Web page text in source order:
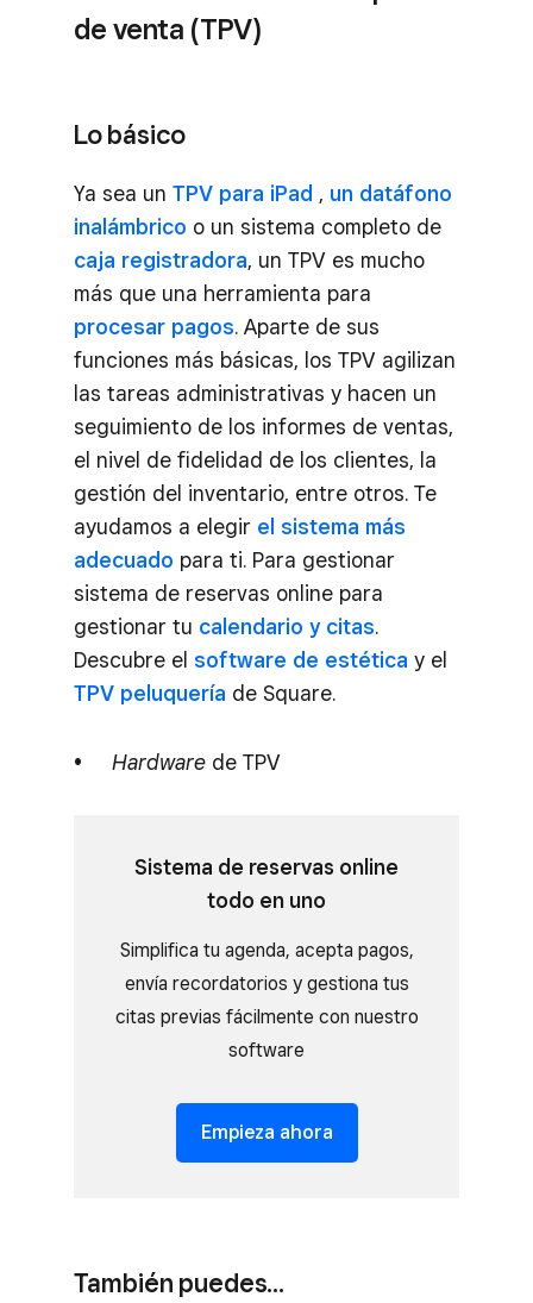
de venta (TPV)
Lo básico
Ya sea un TPV para iPad , un datáfono
inalámbrico o un sistema completo de
caja registradora, un TPV es mucho
más que una herramienta para
procesar pagos. Aparte de sus
funciones más básicas, los TPV agilizan
las tareas administrativas y hacen un
seguimiento de los informes de ventas,
el nivel de fidelidad de los clientes, la
gestión del inventario, entre otros. Te
ayudamos a elegir el sistema más
adecuado para ti. Para gestionar
sistema de reservas online para
gestionar tu calendario y citas.
Descubre el software de estética y el
TPV peluquería de Square.
Hardwarede TPV
Sistema de reservas online
todo en uno
Simplifica tu agenda, acepta pagos,
envía recordatorios y gestiona tus
citas previas fácilmente con nuestro
software
Empieza ahora
También puedes…